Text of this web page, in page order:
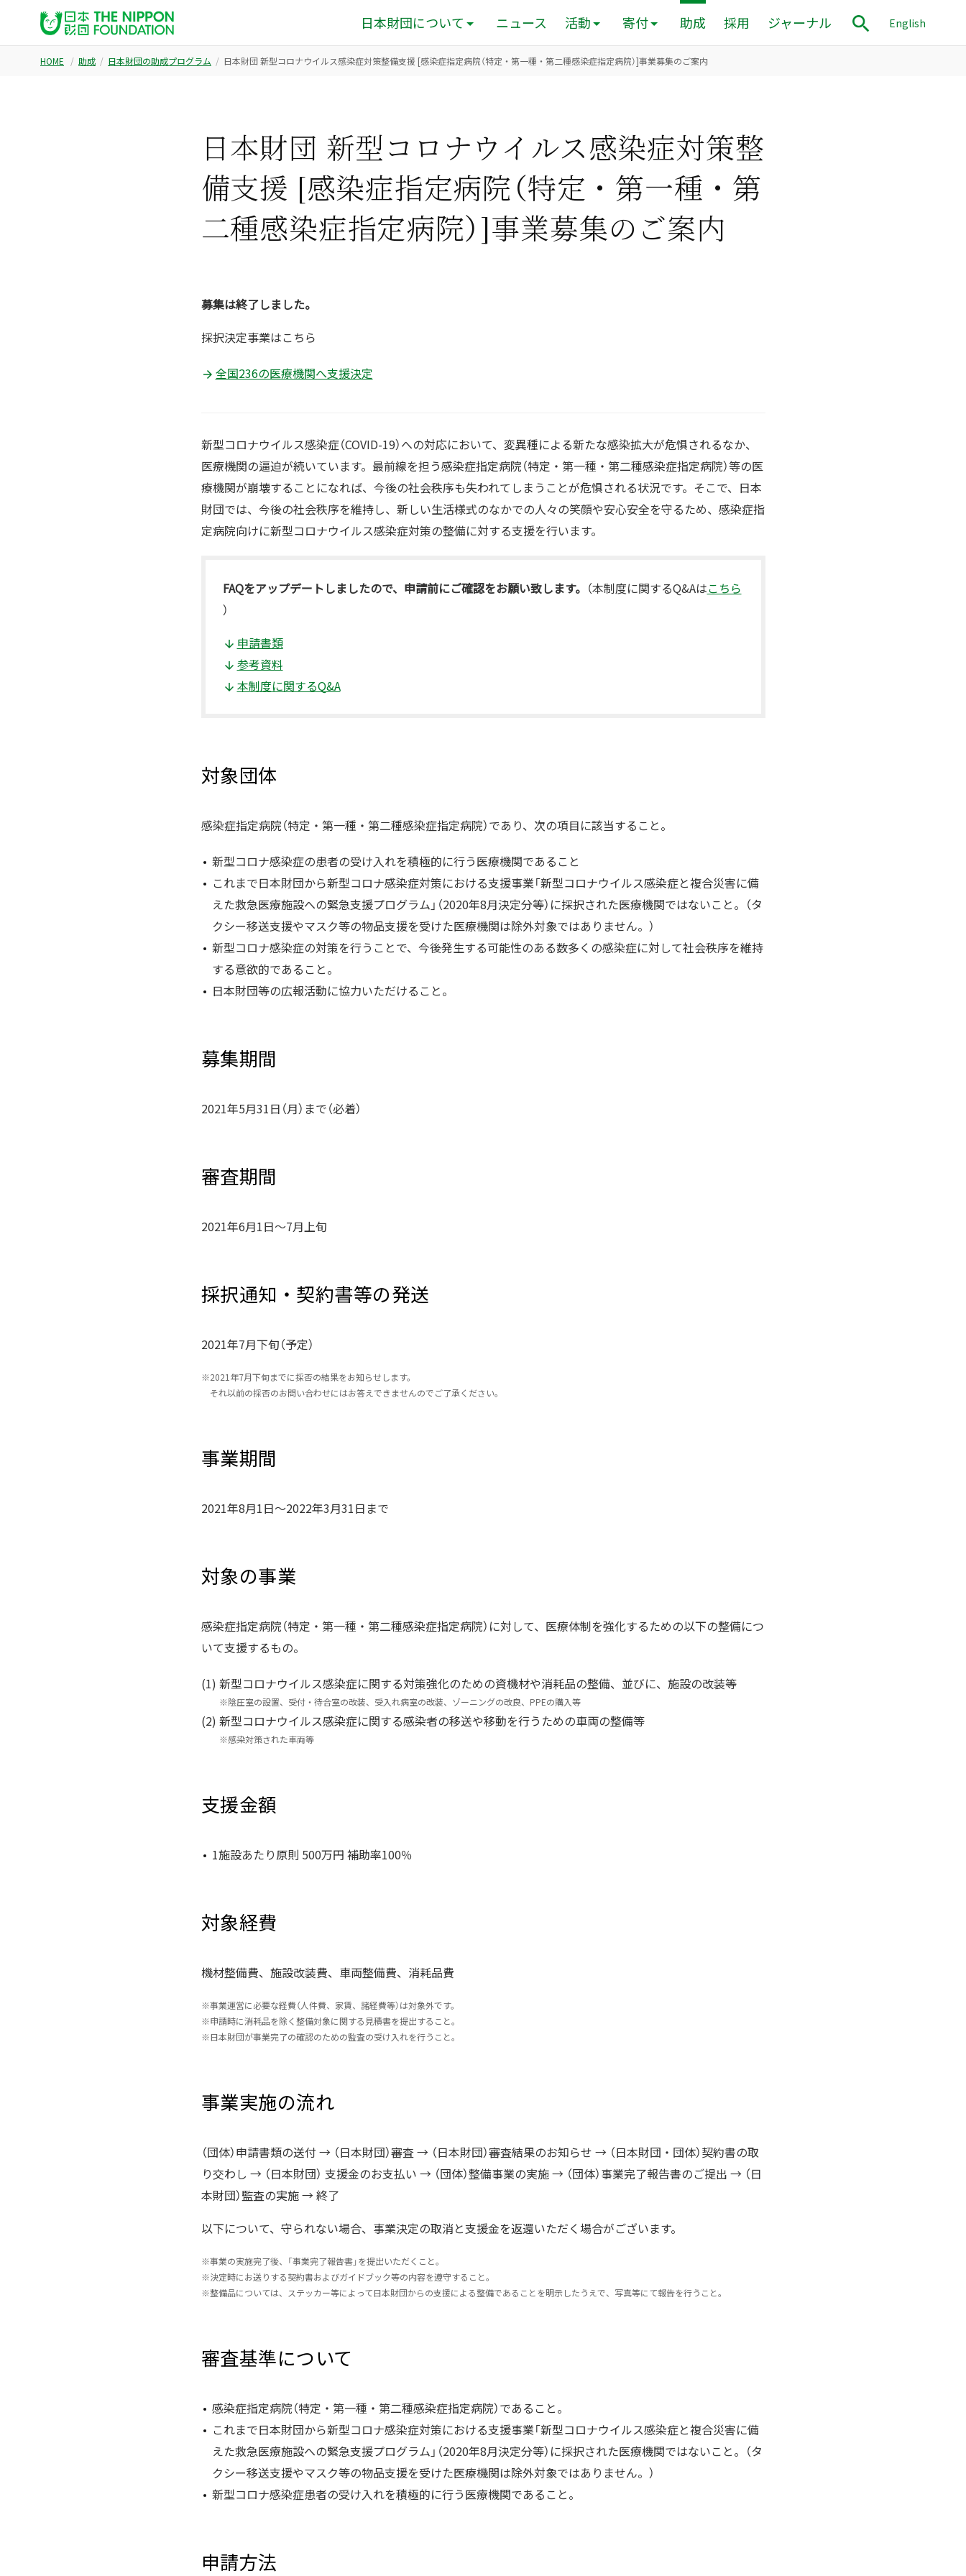
日本財団について ニュース 活動 寄付 助成 採用 ジャーナル English
HOME 助成 日本財団の助成プログラム 日本財団 新型コロナウイルス感染症対策整備支援 [感染症指定病院（特定・第一種・第二種感染症指定病院）]事業募集のご案内
日本財団 新型コロナウイルス感染症対策整
備支援 [感染症指定病院（特定・第一種・第
二種感染症指定病院）]事業募集のご案内
募集は終了しました。
採択決定事業はこちら
全国236の医療機関へ支援決定
新型コロナウイルス感染症（COVID-19）への対応において、変異種による新たな感染拡大が危惧されるなか、
医療機関の逼迫が続いています。最前線を担う感染症指定病院（特定・第一種・第二種感染症指定病院）等の医
療機関が崩壊することになれば、今後の社会秩序も失われてしまうことが危惧される状況です。そこで、日本
財団では、今後の社会秩序を維持し、新しい生活様式のなかでの人々の笑顔や安心安全を守るため、感染症指
定病院向けに新型コロナウイルス感染症対策の整備に対する支援を行います。
FAQをアップデートしましたので、申請前にご確認をお願い致します。 （本制度に関するQ&Aはこちら
）
申請書類
参考資料
本制度に関するQ&A
対象団体
感染症指定病院（特定・第一種・第二種感染症指定病院）であり、次の項目に該当すること。
新型コロナ感染症の患者の受け入れを積極的に行う医療機関であること
これまで日本財団から新型コロナ感染症対策における支援事業「新型コロナウイルス感染症と複合災害に備
えた救急医療施設への緊急支援プログラム」（2020年8月決定分等）に採択された医療機関ではないこと。（タ
クシー移送支援やマスク等の物品支援を受けた医療機関は除外対象ではありません。）
新型コロナ感染症の対策を行うことで、今後発生する可能性のある数多くの感染症に対して社会秩序を維持
する意欲的であること。
日本財団等の広報活動に協力いただけること。
募集期間
2021年5月31日（月）まで（必着）
審査期間
2021年6月1日～7月上旬
採択通知・契約書等の発送
2021年7月下旬（予定）
※2021年7月下旬までに採否の結果をお知らせします。
それ以前の採否のお問い合わせにはお答えできませんのでご了承ください。
事業期間
2021年8月1日～2022年3月31日まで
対象の事業
感染症指定病院（特定・第一種・第二種感染症指定病院）に対して、医療体制を強化するための以下の整備につ
いて支援するもの。
(1) 新型コロナウイルス感染症に関する対策強化のための資機材や消耗品の整備、並びに、施設の改装等
※陰圧室の設置、受付・待合室の改装、受入れ病室の改装、ゾーニングの改良、PPEの購入等
(2) 新型コロナウイルス感染症に関する感染者の移送や移動を行うための車両の整備等
※感染対策された車両等
支援金額
1施設あたり原則 500万円 補助率100％
対象経費
機材整備費、施設改装費、車両整備費、消耗品費
※事業運営に必要な経費（人件費、家賃、諸経費等）は対象外です。
※申請時に消耗品を除く整備対象に関する見積書を提出すること。
※日本財団が事業完了の確認のための監査の受け入れを行うこと。
事業実施の流れ
（団体）申請書類の送付 → （日本財団）審査 → （日本財団）審査結果のお知らせ → （日本財団・団体）契約書の取
り交わし → （日本財団） 支援金のお支払い → （団体）整備事業の実施 → （団体）事業完了報告書のご提出 → （日
本財団）監査の実施 → 終了
以下について、守られない場合、事業決定の取消と支援金を返還いただく場合がございます。
※事業の実施完了後、「事業完了報告書」を提出いただくこと。
※決定時にお送りする契約書およびガイドブック等の内容を遵守すること。
※整備品については、ステッカー等によって日本財団からの支援による整備であることを明示したうえで、写真等にて報告を行うこと。
審査基準について
感染症指定病院（特定・第一種・第二種感染症指定病院）であること。
これまで日本財団から新型コロナ感染症対策における支援事業「新型コロナウイルス感染症と複合災害に備
えた救急医療施設への緊急支援プログラム」（2020年8月決定分等）に採択された医療機関ではないこと。（タ
クシー移送支援やマスク等の物品支援を受けた医療機関は除外対象ではありません。）
新型コロナ感染症患者の受け入れを積極的に行う医療機関であること。
申請方法